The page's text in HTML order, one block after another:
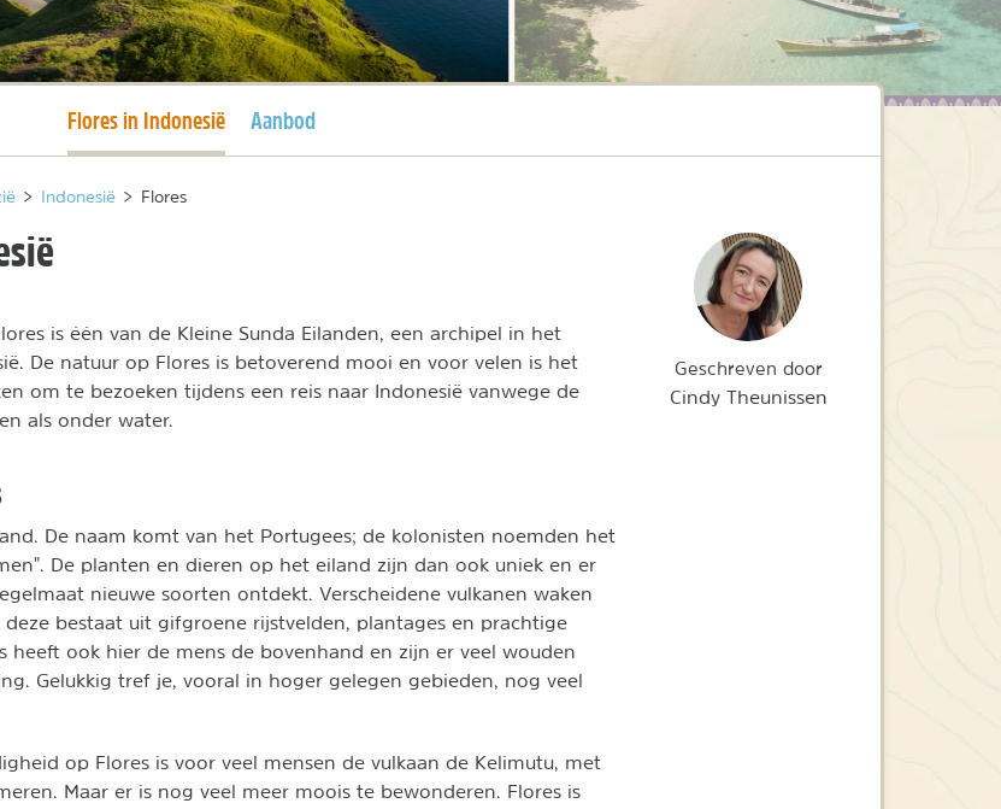
Huidige pagina
Flores in Indonesië Aanbod
> Indonesië > Flores
is één van de Kleine Sunda Eilanden, een archipel in het
De natuur op Flores is betoverend mooi en voor velen is het
om te bezoeken tijdens een reis naar Indonesië vanwege de
als onder water.
De naam komt van het Portugees; de kolonisten noemden het
De planten en dieren op het eiland zijn dan ook uniek en er
nieuwe soorten ontdekt. Verscheidene vulkanen waken
deze bestaat uit gifgroene rijstvelden, plantages en prachtige
heeft ook hier de mens de bovenhand en zijn er veel wouden
Gelukkig tref je, vooral in hoger gelegen gebieden, nog veel
op Flores is voor veel mensen de vulkaan de Kelimutu, met
Maar er is nog veel meer moois te bewonderen. Flores is
Geschreven door
Cindy Theunissen